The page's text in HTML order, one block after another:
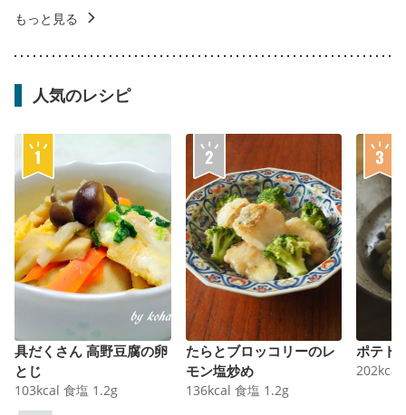
もっと見る
人気のレシピ
具だくさん 高野豆腐の卵
とじ
103kcal 食塩 1.2g
たらとブロッコリーのレ
モン塩炒め
136kcal 食塩 1.2g
ポテト
202kcal